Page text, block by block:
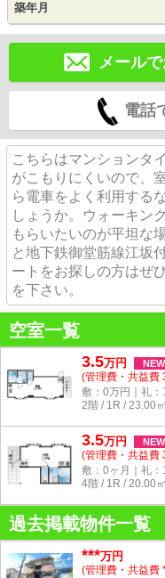
築年月
メール
電話
こちらはマンションタ
がこもりにくいので、
ら電車をよく利用する
しょうか。ウォーキン
もらいたいのが平坦な
と地下鉄御堂筋線江坂
ートをお探しの方はぜ
を下さい。
空室一覧
3.5万円 NEW
(管理費・共益費
敷：0万円｜礼：
2階 / 1R / 23.00㎡
3.5万円 NEW
(管理費・共益費
敷：0ヶ月｜礼：
4階 / 1R / 20.00㎡
過去掲載物件一覧
***万円
(管理費・共益費